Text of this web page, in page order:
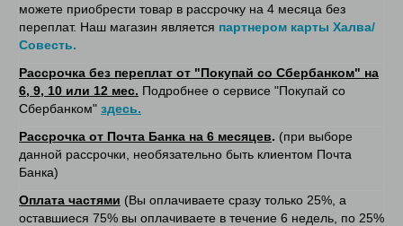
можете приобрести товар в рассрочку на 4 месяца без
переплат. Наш магазин является партнером карты Халва/
Совесть.
Рассрочка без переплат от "Покупай со Сбербанком" на
6, 9, 10 или 12 мес. Подробнее о сервисе "Покупай со
Сбербанком" здесь.
Рассрочка от Почта Банка на 6 месяцев. (при выборе
данной рассрочки, необязательно быть клиентом Почта
Банка)
Оплата частями (Вы оплачиваете сразу только 25%, а
оставшиеся 75% вы оплачиваете в течение 6 недель, по 25%